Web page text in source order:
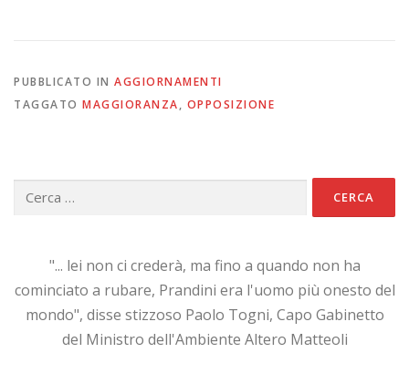
PUBBLICATO IN AGGIORNAMENTI
TAGGATO MAGGIORANZA, OPPOSIZIONE
per:
"... lei non ci crederà, ma fino a quando non ha
cominciato a rubare, Prandini era l'uomo più onesto del
mondo", disse stizzoso Paolo Togni, Capo Gabinetto
del Ministro dell'Ambiente Altero Matteoli